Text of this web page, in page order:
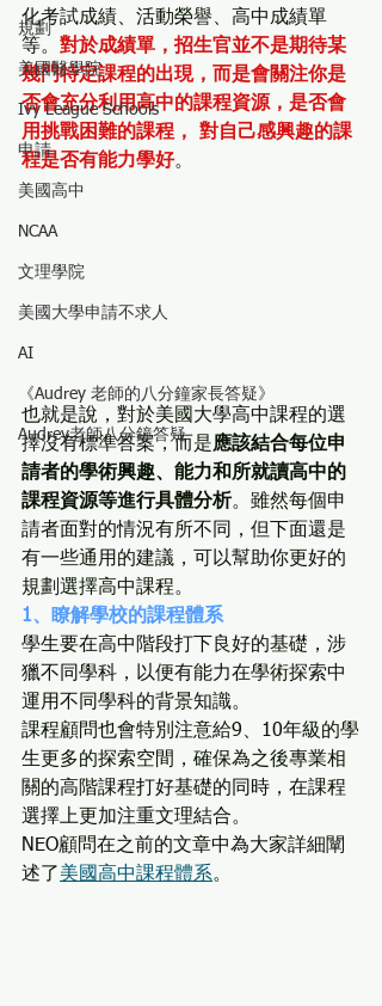
規劃
美國醫學院
Ivy League Schools
申請
美國高中
NCAA
文理學院
美國大學申請不求人
AI
《Audrey 老師的八分鐘家長答疑》
Audrey老師八分鐘答疑
化考試成績、活動榮譽、高中成績單
等。 對於成績單，招生官並不是期待某
幾門特定課程的出現，而是會關注你是
否會充分利用高中的課程資源，是否會
用挑戰困難的課程， 對自己感興趣的課
程是否有能力學好。
也就是說，對於美國大學高中課程的選
擇沒有標準答案，而是應該結合每位申
請者的學術興趣、能力和所就讀高中的
課程資源等進行具體分析。雖然每個申
請者面對的情況有所不同，但下面還是
有一些通用的建議，可以幫助你更好的
規劃選擇高中課程。
1、瞭解學校的課程體系
學生要在高中階段打下良好的基礎，涉
獵不同學科，以便有能力在學術探索中
運用不同學科的背景知識。
課程顧問也會特別注意給9、10年級的學
生更多的探索空間，確保為之後專業相
關的高階課程打好基礎的同時，在課程
選擇上更加注重文理結合。
NEO顧問在之前的文章中為大家詳細闡
述了 美國高中課程體系。